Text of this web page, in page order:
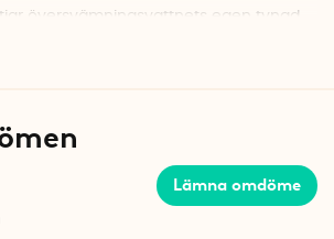
översvämningsvattnets egen tyngd
Ju högre vattnet stiger, desto fastare
stabiliteten ytterligare. Vid en
cm är trycket cirka 225 kg per meter,
för att motstå 450 kg per
funktionen gör skyddsvallen
Lämna omdöme